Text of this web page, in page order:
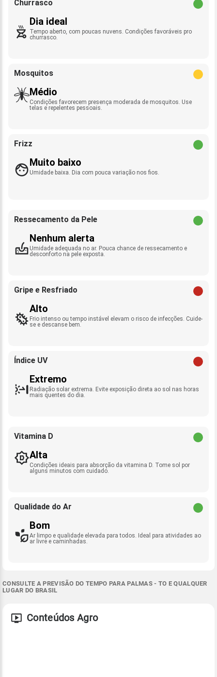
Churrasco
Dia ideal
Tempo aberto, com poucas nuvens. Condições favoráveis pro
churrasco.
Mosquitos
Médio
Condições favorecem presença moderada de mosquitos. Use
telas e repelentes pessoais.
Frizz
Muito baixo
Umidade baixa. Dia com pouca variação nos fios.
Ressecamento da Pele
Nenhum alerta
Umidade adequada no ar. Pouca chance de ressecamento e
desconforto na pele exposta.
Gripe e Resfriado
Alto
Frio intenso ou tempo instável elevam o risco de infecções. Cuide-
se e descanse bem.
Índice UV
Extremo
Radiação solar extrema. Evite exposição direta ao sol nas horas
mais quentes do dia.
Vitamina D
Alta
Condições ideais para absorção da vitamina D. Tome sol por
alguns minutos com cuidado.
Qualidade do Ar
Bom
Ar limpo e qualidade elevada para todos. Ideal para atividades ao
ar livre e caminhadas.
CONSULTE A PREVISÃO DO TEMPO PARA PALMAS - TO E QUALQUER
LUGAR DO BRASIL
Conteúdos Agro